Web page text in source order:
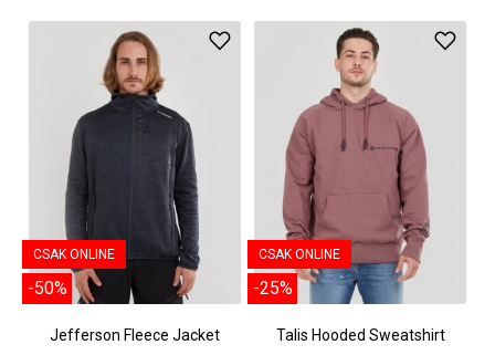
CSAK ONLINE
-50%
Jefferson Fleece Jacket
CSAK ONLINE
-25%
Talis Hooded Sweatshirt